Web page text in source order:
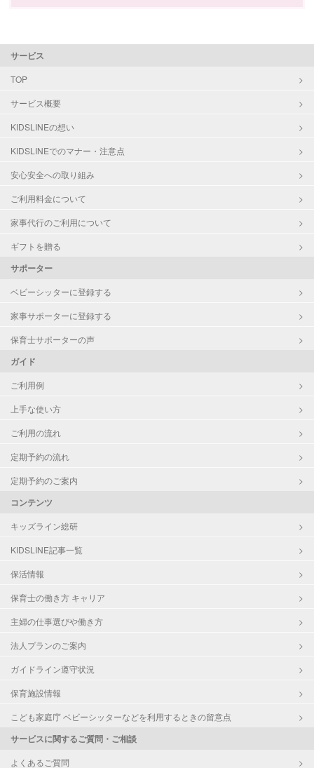
レッスン 絵・工作レッスン
定期予約 可能
お子様の撮影
資格
自治体届出済ベビーシッター
対応可能/特徴
病児対応
レッスン
定期予約
（定期特典）
サービス
TOP
サービス概要
KIDSLINEの想い
KIDSLINEでのマナー・注意点
安心安全への取り組み
ご利用料金について
家事代行のご利用について
ギフトを贈る
サポーター
ベビーシッターに登録する
家事サポーターに登録する
保育士サポーターの声
ガイド
ご利用例
上手な使い方
ご利用の流れ
定期予約の流れ
定期予約のご案内
コンテンツ
キッズライン総研
KIDSLINE記事一覧
保活情報
保育士の働き方 キャリア
主婦の仕事選びや働き方
法人プランのご案内
ガイドライン遵守状況
保育施設情報
こども家庭庁 ベビーシッターなどを利用するときの留意点
サービスに関するご質問・ご相談
よくあるご質問